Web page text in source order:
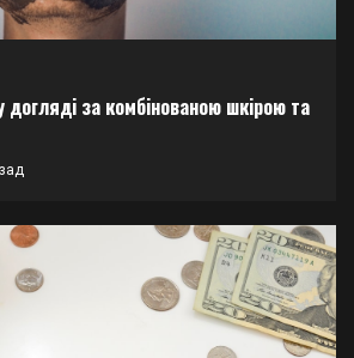
догляді за комбінованою шкірою та